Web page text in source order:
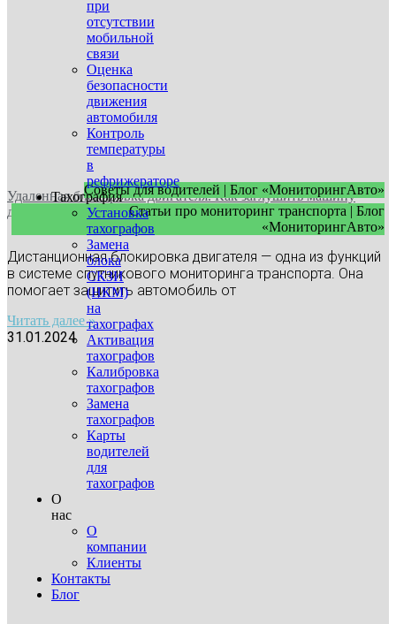
при
отсутствии
мобильной
связи
Оценка
безопасности
движения
автомобиля
Контроль
температуры
в
рефрижераторе
Тахография
Установка
тахографов
Замена
блока
СКЗИ
(НКМ)
на
тахографах
Активация
тахографов
Калибровка
тахографов
Замена
тахографов
Карты
водителей
для
тахографов
О
нас
О
компании
Клиенты
Контакты
Блог
Советы для водителей | Блог «МониторингАвто»
Статьи про мониторинг транспорта | Блог
«МониторингАвто»
Удаленная блокировка двигателя. Как заглушить машину
дистанционно?
Дистанционная блокировка двигателя — одна из функций
в системе спутникового мониторинга транспорта. Она
помогает защитить автомобиль от
Читать далее »
31.01.2024